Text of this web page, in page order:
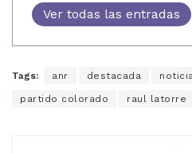
Ver todas las entradas
Tags: anr destacada
partido colorado raul latorre